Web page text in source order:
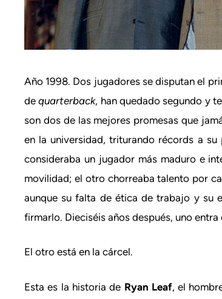
Año 1998. Dos jugadores se disputan el
dequarterback, han quedado segundo y
son dos de las mejores promesas que
en la universidad, triturando récords a
consideraba un jugador más maduro e
movilidad; el otro chorreaba talento por
aunque su falta de ética de trabajo y su
firmarlo. Dieciséis años después, uno
El otro está en la cárcel.
Esta es la historia de Ryan Leaf, el